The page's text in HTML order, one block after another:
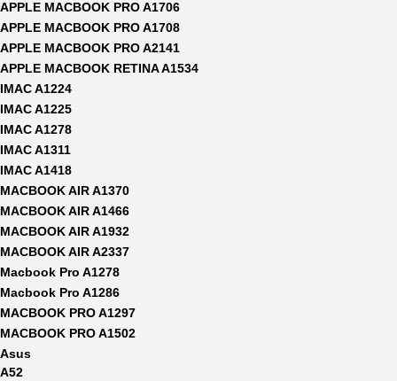
APPLE MACBOOK PRO A1706
APPLE MACBOOK PRO A1708
APPLE MACBOOK PRO A2141
APPLE MACBOOK RETINA A1534
IMAC A1224
IMAC A1225
IMAC A1278
IMAC A1311
IMAC A1418
MACBOOK AIR A1370
MACBOOK AIR A1466
MACBOOK AIR A1932
MACBOOK AIR A2337
Macbook Pro A1278
Macbook Pro A1286
MACBOOK PRO A1297
MACBOOK PRO A1502
Asus
A52